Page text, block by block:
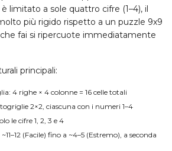
limitato a sole quattro cifre (1–4), il
più rigido rispetto a un puzzle 9x9
fai si ripercuote immediatamente
principali:
: 4 righe × 4 colonne = 16 celle totali
2×2, ciascuna con i numeri 1–4
le cifre 1, 2, 3 e 4
(Facile) fino a ~4–5 (Estremo), a seconda